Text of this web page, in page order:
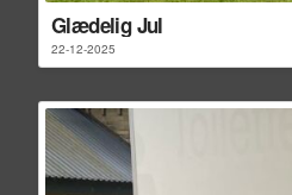
Glædelig Jul
22-12-2025